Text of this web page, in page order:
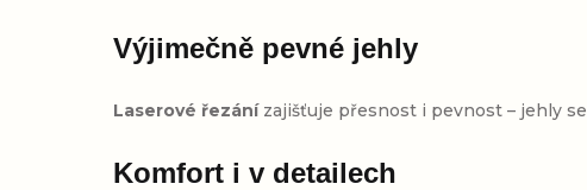
Výjimečně pevné jehly
Laserové řezánízajišťuje přesnost i pevnost – jehly se
Komfort i v detailech